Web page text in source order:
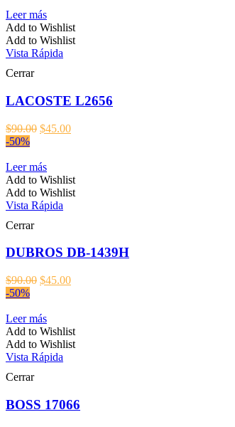
era:
$90.00.$45.00.
Leer más
Add to Wishlist
Add to Wishlist
Vista Rápida
Cerrar
LACOSTE L2656
$90.00 El
era:
$90.00.
$45.00El
$45.00.
-50%
Leer más
Add to Wishlist
Add to Wishlist
Vista Rápida
Cerrar
DUBROS DB-1439H
$90.00 El
era:
$90.00.
$45.00El
$45.00.
-50%
Leer más
Add to Wishlist
Add to Wishlist
Vista Rápida
Cerrar
BOSS 17066